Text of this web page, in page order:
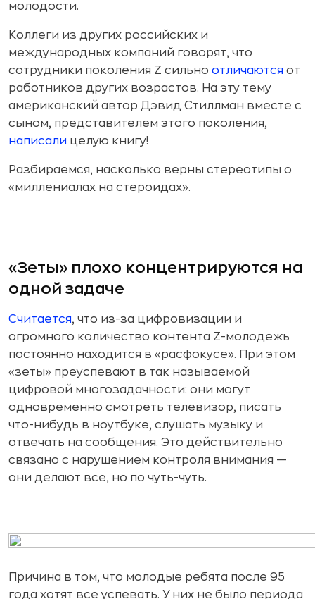
молодости.
Коллеги из других российских и
международных компаний говорят, что
сотрудники поколения Z сильно отличаются от
работников других возрастов. На эту тему
американский автор Дэвид Стиллман вместе с
сыном, представителем этого поколения,
написали целую книгу!
Разбираемся, насколько верны стереотипы о
«миллениалах на стероидах».
«Зеты» плохо концентрируются на
одной задаче
Считается, что из-за цифровизации и
огромного количество контента Z-молодежь
постоянно находится в «расфокусе». При этом
«зеты» преуспевают в так называемой
цифровой многозадачности: они могут
одновременно смотреть телевизор, писать
что-нибудь в ноутбуке, слушать музыку и
отвечать на сообщения. Это действительно
связано с нарушением контроля внимания —
они делают все, но по чуть-чуть.
Причина в том, что молодые ребята после 95
года хотят все успевать. У них не было периода